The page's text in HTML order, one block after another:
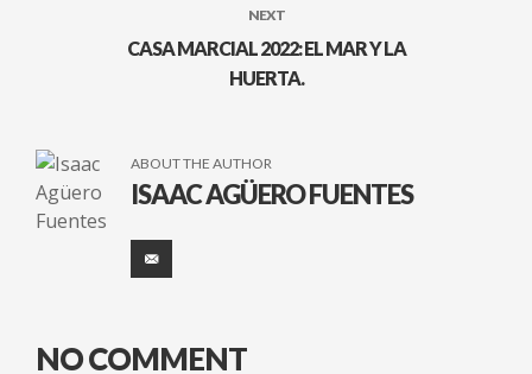
NEXT
CASA MARCIAL 2022: EL MAR Y LA
HUERTA.
ABOUT THE AUTHOR
ISAAC AGÜERO FUENTES
NO COMMENT